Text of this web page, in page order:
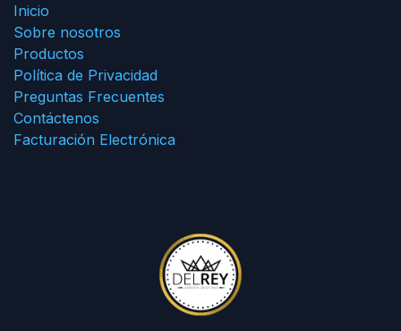
Inicio
Sobre nosotros
Productos
Política de Privacidad
Preguntas Frecuentes
Contáctenos
Facturación Electrónica